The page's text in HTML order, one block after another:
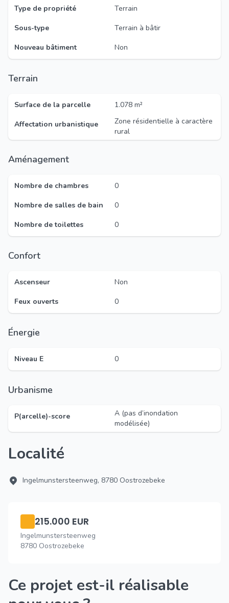
Type de propriété
Terrain
Sous-type
Terrain à bâtir
Nouveau bâtiment
Non
Terrain
Surface de la parcelle
1.078 m²
Affectation urbanistique
Zone résidentielle à caractère
rural
Aménagement
Nombre de chambres
0
Nombre de salles de bain
0
Nombre de toilettes
0
Confort
Ascenseur
Non
Feux ouverts
0
Énergie
Niveau E 0
Urbanisme
P(arcelle)-score
A (pas d’inondation
modélisée)
Localité
Ingelmunstersteenweg, 8780 Oostrozebeke
215.000 EUR
Ingelmunstersteenweg
8780 Oostrozebeke
Ce projet est-il réalisable